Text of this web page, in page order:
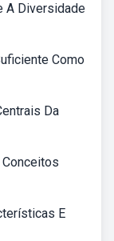
A Diversidade
Como
Da
Conceitos
E